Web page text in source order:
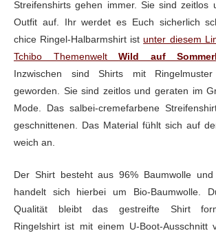
Streifenshirts gehen immer. Sie sind zeitlos
Outfit auf. Ihr werdet es Euch sicherlich
chice Ringel-Halbarmshirt istunter diesem
Tchibo ThemenweltWild auf
Inzwischen sind Shirts mit
geworden. Sie sind zeitlos und geraten im
Mode. Das salbei-cremefarbene
geschnittenen. Das Material fühlt sich auf
weich an.
Der Shirt besteht aus 96% Baumwolle
handelt sich hierbei um Bio-Baumwolle.
Qualität bleibt das gestreifte Shirt
Ringelshirt ist mit einem U-Boot-Ausschnitt